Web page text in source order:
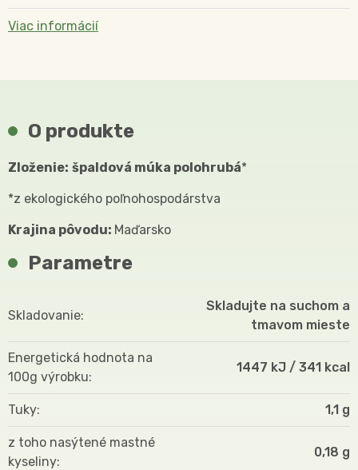
Viac informácií
O produkte
Zloženie: špaldová múka polohrubá*
*z ekologického poľnohospodárstva
Krajina pôvodu: Maďarsko
Parametre
Skladovanie
Skladujte na suchom a
tmavom mieste
Energetická hodnota na
100g výrobku
1447 kJ / 341 kcal
Tuky 1,1 g
z toho nasýtené mastné
kyseliny
0,18 g